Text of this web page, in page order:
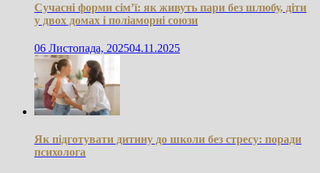
Сучасні форми сім’ї: як живуть пари без шлюбу, діти
у двох домах і поліаморні союзи
06 Листопада, 202504.11.2025
Як підготувати дитину до школи без стресу: поради
психолога